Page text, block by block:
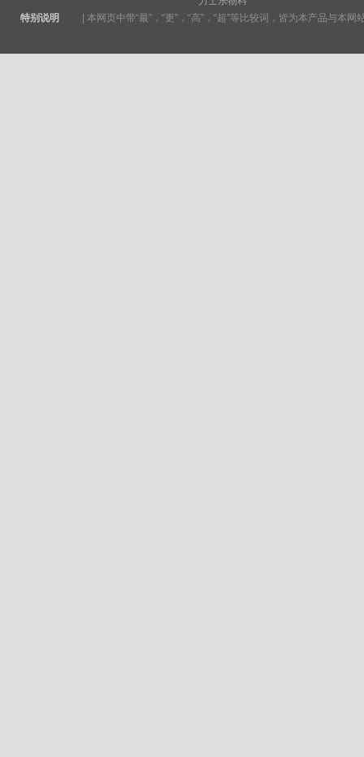
特别说明
本网页中带“最”，“更”，“高”，“超”等比较词，皆为本产品与本网